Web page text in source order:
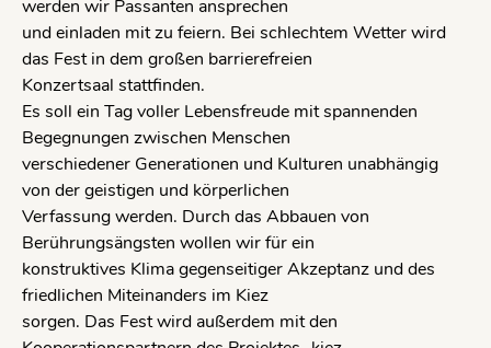
werden wir Passanten ansprechen
und einladen mit zu feiern. Bei schlechtem Wetter wird
das Fest in dem großen barrierefreien
Konzertsaal stattfinden.
Es soll ein Tag voller Lebensfreude mit spannenden
Begegnungen zwischen Menschen
verschiedener Generationen und Kulturen unabhängig
von der geistigen und körperlichen
Verfassung werden. Durch das Abbauen von
Berührungsängsten wollen wir für ein
konstruktives Klima gegenseitiger Akzeptanz und des
friedlichen Miteinanders im Kiez
sorgen. Das Fest wird außerdem mit den